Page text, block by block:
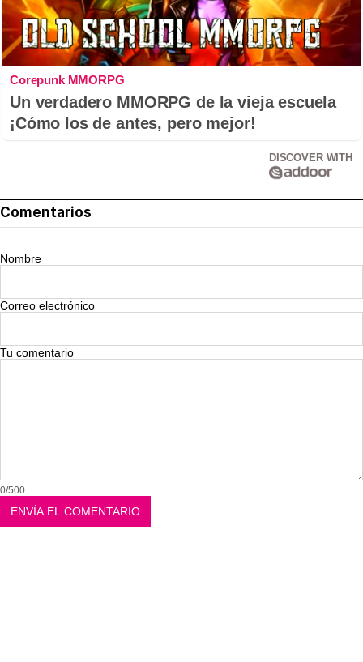
Corepunk MMORPG
Un verdadero MMORPG de la vieja escuela
¡Cómo los de antes, pero mejor!
DISCOVER WITH
Comentarios
Nombre
Correo electrónico
Tu comentario
0/500